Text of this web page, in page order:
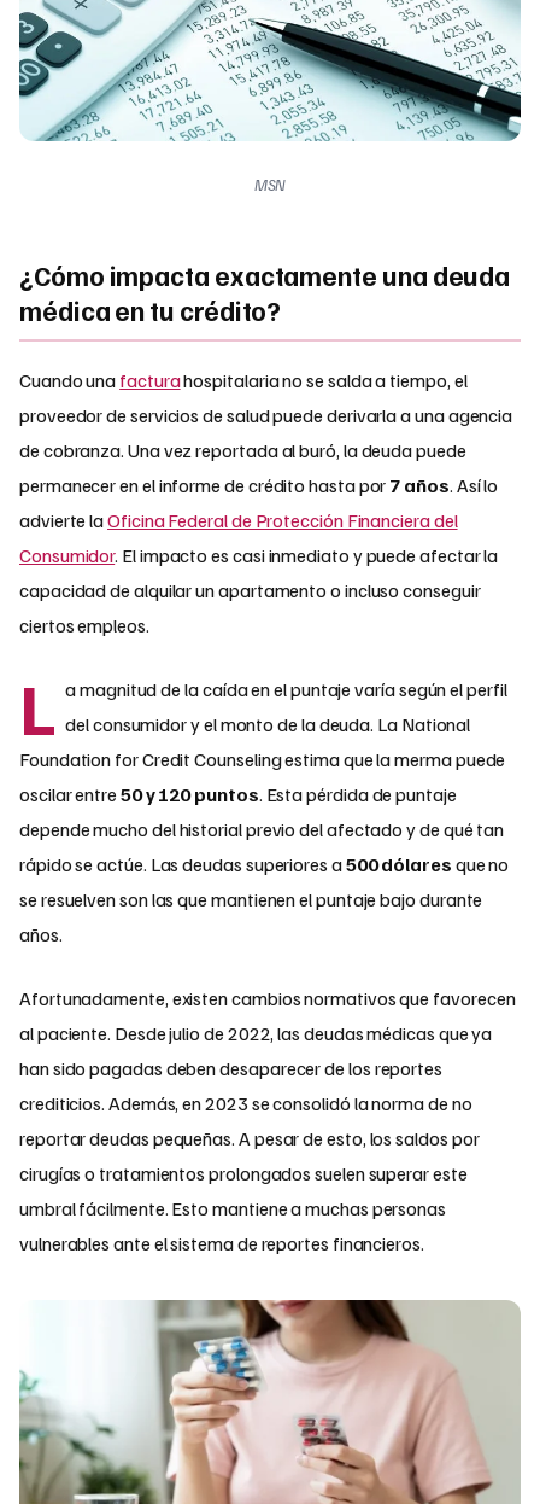
MSN
¿Cómo impacta exactamente una deuda
médica en tu crédito?
Cuando una facturahospitalaria no se salda a tiempo, el
proveedor de servicios de salud puede derivarla a una agencia
de cobranza. Una vez reportada al buró, la deuda puede
permanecer en el informe de crédito hasta por 7 años. Así lo
advierte laOficina Federal de Protección Financiera del
Consumidor. El impacto es casi inmediato y puede afectar la
capacidad de alquilar un apartamento o incluso conseguir
ciertos empleos.
L a magnitud de la caída en el puntaje varía según el perfil
del consumidor y el monto de la deuda. La National
Foundation for Credit Counseling estima que la merma puede
oscilar entre 50 y 120 puntos. Esta pérdida de puntaje
depende mucho del historial previo del afectado y de qué tan
rápido se actúe. Las deudas superiores a500 dólares que no
se resuelven son las que mantienen el puntaje bajo durante
años.
Afortunadamente, existen cambios normativos que favorecen
al paciente. Desde julio de 2022, las deudas médicas que ya
han sido pagadas deben desaparecer de los reportes
crediticios. Además, en 2023 se consolidó la norma de no
reportar deudas pequeñas. A pesar de esto, los saldos por
cirugías o tratamientos prolongados suelen superar este
umbral fácilmente. Esto mantiene a muchas personas
vulnerables ante el sistema de reportes financieros.